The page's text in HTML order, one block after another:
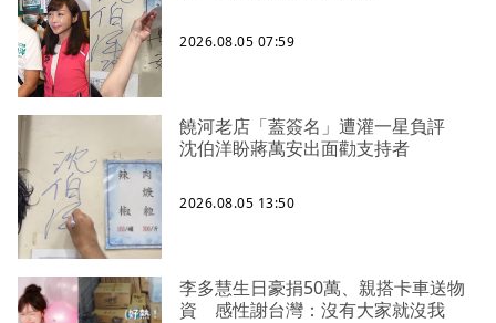
2026.08.05 07:59
饒河老店「蓋簽名」遭灌一星負評
沈伯洋盼蔣萬安出面勸支持者
2026.08.05 13:50
李多慧生日豪捐50萬、親搭卡車送物
資 感性謝台灣：沒有大家就沒我